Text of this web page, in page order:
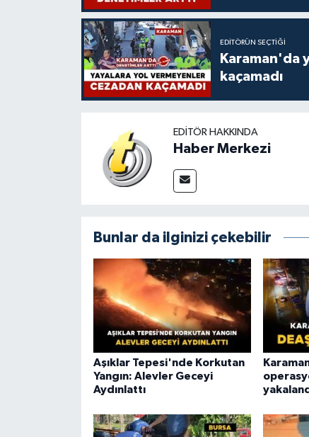
EDITÖRÜN SEÇTIĞI
Karaman'da
kaçamadı
EDITÖR HAKKINDA
Haber Merkezi
Bunlar da ilginizi çekebilir
Aşıklar Tepesi'nde Korkutan
Yangın: Alevler Geceyi
Aydınlattı